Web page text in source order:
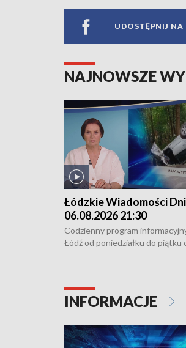
UDOSTĘPNIJ NA
NAJNOWSZE
Łódzkie Wiadomości
06.08.2026 21:30
Codzienny program
Łódź od poniedziałku do piątku
INFORMACJE